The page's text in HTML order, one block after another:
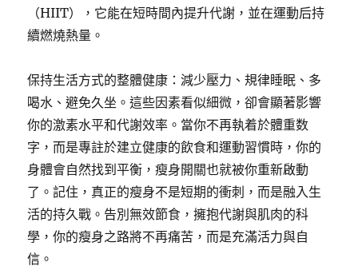
（HIIT），它能在短時間內提升代謝，並在運動后持
續燃燒熱量。
保持生活方式的整體健康：減少壓力、規律睡眠、多
喝水、避免久坐。這些因素看似細微，卻會顯著影響
你的激素水平和代謝效率。當你不再執着於體重数
字，而是專註於建立健康的飲食和運動習慣時，你的
身體會自然找到平衡，瘦身開關也就被你重新啟動
了。記住，真正的瘦身不是短期的衝刺，而是融入生
活的持久戰。告別無效節食，擁抱代謝與肌肉的科
學，你的瘦身之路將不再痛苦，而是充滿活力與自
信。